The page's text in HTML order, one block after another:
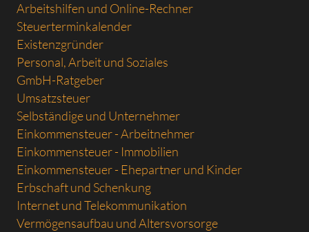
Arbeitshilfen und Online-Rechner
Steuerterminkalender
Existenzgründer
Personal, Arbeit und Soziales
GmbH-Ratgeber
Umsatzsteuer
Selbständige und Unternehmer
Einkommensteuer - Arbeitnehmer
Einkommensteuer - Immobilien
Einkommensteuer - Ehepartner und Kinder
Erbschaft und Schenkung
Internet und Telekommunikation
Vermögensaufbau und Altersvorsorge